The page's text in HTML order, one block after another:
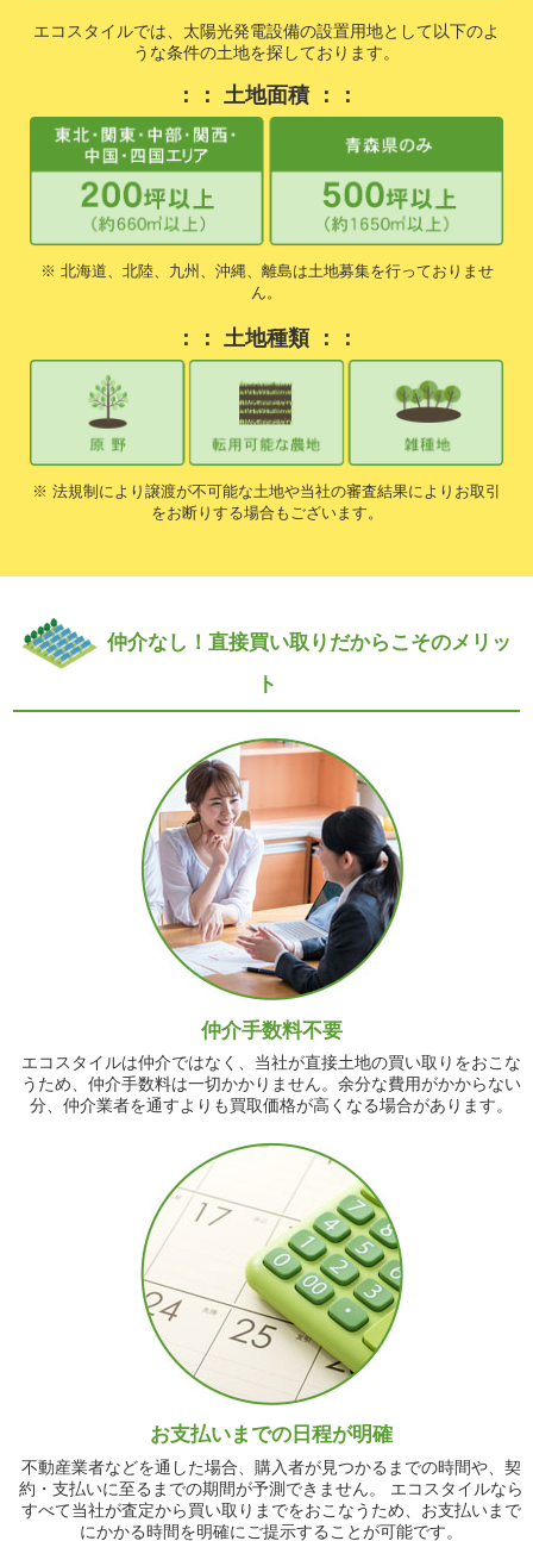
エコスタイルでは、太陽光発電設備の設置用地として以下のよ
うな条件の土地を探しております。
：： 土地面積 ：：
※ 北海道、北陸、九州、沖縄、離島は土地募集を行っておりませ
ん。
：： 土地種類 ：：
※ 法規制により譲渡が不可能な土地や当社の審査結果によりお取引
をお断りする場合もございます。
仲介なし！直接買い取りだからこそのメリッ
ト
仲介手数料不要
エコスタイルは仲介ではなく、当社が直接土地の買い取りをおこな
うため、仲介手数料は一切かかりません。余分な費用がかからない
分、仲介業者を通すよりも買取価格が高くなる場合があります。
お支払いまでの日程が明確
不動産業者などを通した場合、購入者が見つかるまでの時間や、契
約・支払いに至るまでの期間が予測できません。 エコスタイルなら
すべて当社が査定から買い取りまでをおこなうため、お支払いまで
にかかる時間を明確にご提示することが可能です。